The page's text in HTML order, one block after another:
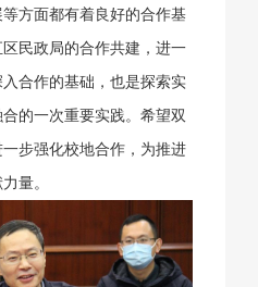
方面都有着良好的合作基
民政局的合作共建，进一
合作的基础，也是探索实
的一次重要实践。希望双
步强化校地合作，为推进
量。